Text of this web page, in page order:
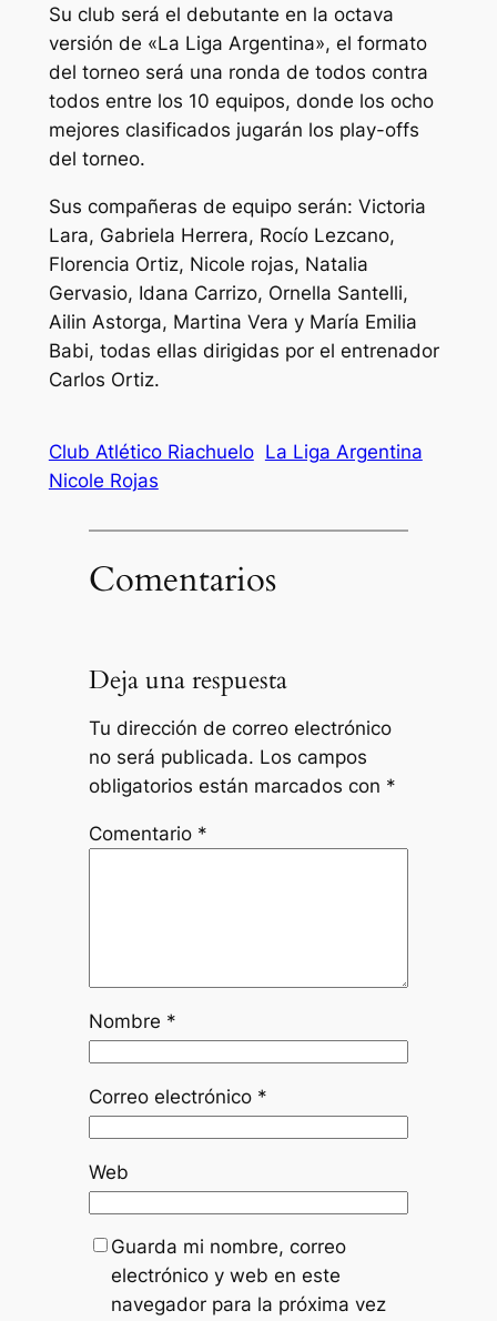
Su club será el debutante en la octava
versión de «La Liga Argentina», el formato
del torneo será una ronda de todos contra
todos entre los 10 equipos, donde los ocho
mejores clasificados jugarán los play-offs
del torneo.
Sus compañeras de equipo serán: Victoria
Lara, Gabriela Herrera, Rocío Lezcano,
Florencia Ortiz, Nicole rojas, Natalia
Gervasio, Idana Carrizo, Ornella Santelli,
Ailin Astorga, Martina Vera y María Emilia
Babi, todas ellas dirigidas por el entrenador
Carlos Ortiz.
Club Atlético Riachuelo La Liga Argentina
Nicole Rojas
Comentarios
Deja una respuesta
Tu dirección de correo electrónico
no será publicada. Los campos
obligatorios están marcados con *
Comentario *
Nombre *
Correo electrónico *
Web
Guarda mi nombre, correo
electrónico y web en este
navegador para la próxima vez